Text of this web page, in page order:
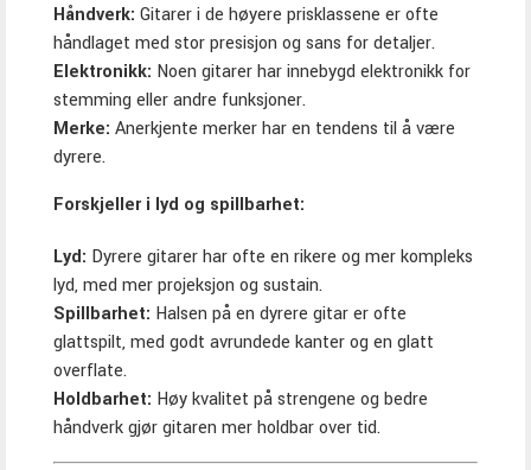
Håndverk: Gitarer i de høyere prisklassene er ofte
håndlaget med stor presisjon og sans for detaljer.
Elektronikk: Noen gitarer har innebygd elektronikk for
stemming eller andre funksjoner.
Merke: Anerkjente merker har en tendens til å være
dyrere.
Forskjeller i lyd og spillbarhet:
Lyd: Dyrere gitarer har ofte en rikere og mer kompleks
lyd, med mer projeksjon og sustain.
Spillbarhet: Halsen på en dyrere gitar er ofte
glattspilt, med godt avrundede kanter og en glatt
overflate.
Holdbarhet: Høy kvalitet på strengene og bedre
håndverk gjør gitaren mer holdbar over tid.